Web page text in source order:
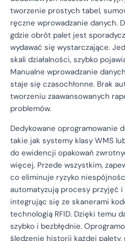
tworzenie prostych tabel,
ręczne wprowadzanie danych.
gdzie obrót palet jest
wydawać się wystarczające.
skali działalności, szybko
Manualne wprowadzanie
staje się czasochłonne. Brak
tworzeniu zaawansowanych
problemów.
Dedykowane oprogramowanie
takie jak systemy klasy WMS
do ewidencji opakowań
więcej. Przede wszystkim,
co eliminuje ryzyko
automatyzują procesy przyjęć
integrując się ze skanerami
technologią RFID. Dzięki temu
szybko i bezbłędnie.
śledzenie historii każdej